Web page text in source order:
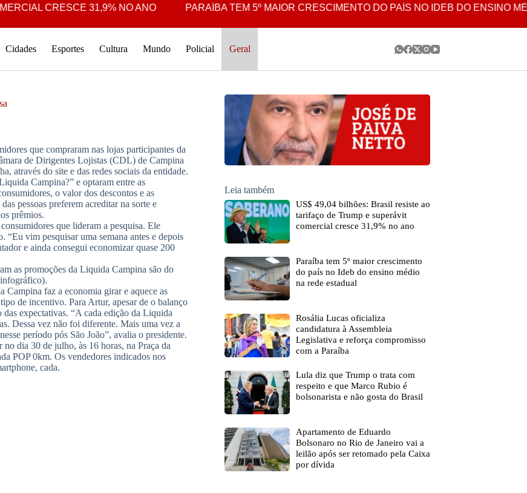
CRESCE 31,9% NO ANO PARAÍBA TEM 5º MAIOR CRESCIMENTO DO PAÍS NO IDEB DO ENSINO
Cidades Esportes Cultura Mundo Policial Geral
que compraram nas lojas participantes da
de Dirigentes Lojistas (CDL) de Campina
através do site e das redes sociais da entidade.
Campina?” e optaram entre as
o valor dos descontos e as
pessoas preferem acreditar na sorte e
prêmios.
que lideram a pesquisa. Ele
vim pesquisar uma semana antes e depois
e ainda consegui economizar quase 200
as promoções da Liquida Campina são do
faz a economia girar e aquece as
de incentivo. Para Artur, apesar de o balanço
expectativas. “A cada edição da Liquida
Dessa vez não foi diferente. Mais uma vez a
período pós São João”, avalia o presidente.
dia 30 de julho, às 16 horas, na Praça da
POP 0km. Os vendedores indicados nos
cada.
Leia também
US$ 49,04 bilhões: Brasil resiste ao
tarifaço de Trump e superávit
comercial cresce 31,9% no ano
Paraíba tem 5º maior crescimento
do país no Ideb do ensino médio
na rede estadual
Rosália Lucas oficializa
candidatura à Assembleia
Legislativa e reforça compromisso
com a Paraíba
Lula diz que Trump o trata com
respeito e que Marco Rubio é
bolsonarista e não gosta do Brasil
Apartamento de Eduardo
Bolsonaro no Rio de Janeiro vai a
leilão após ser retomado pela Caixa
por dívida